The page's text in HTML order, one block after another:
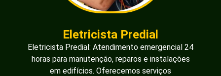
Eletricista Predial
Eletricista Predial: Atendimento emergencial 24
horas para manutenção, reparos e instalações
em edifícios. Oferecemos serviços